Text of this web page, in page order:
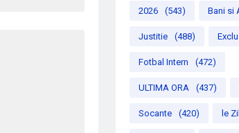
2026 (543) Bani si
Justitie (488)
Fotbal Intern (472)
ULTIMA ORA (437)
Socante (420) le